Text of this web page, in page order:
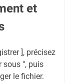
et
], précisez
sous ", puis
le fichier.